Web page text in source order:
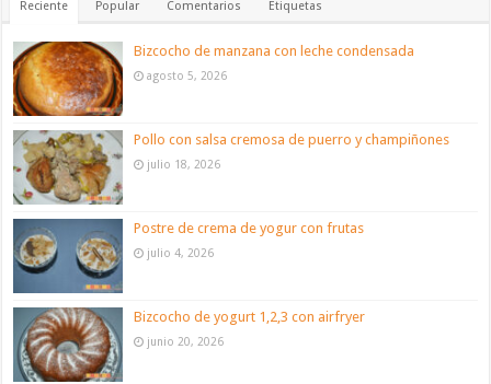
Reciente Popular Comentarios Etiquetas
Bizcocho de manzana con leche condensada
agosto 5, 2026
Pollo con salsa cremosa de puerro y champiñones
julio 18, 2026
Postre de crema de yogur con frutas
julio 4, 2026
Bizcocho de yogurt 1,2,3 con airfryer
junio 20, 2026